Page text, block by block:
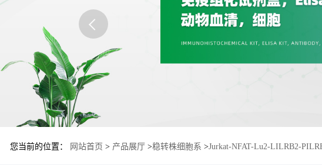
您当前的位置： 网站首页 > 产品展厅 >稳转株细胞系 >Jurkat-NFAT-Lu2-LILRB2-